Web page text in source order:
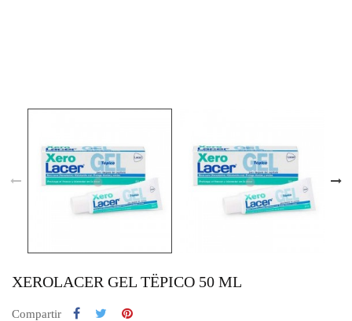
XEROLACER GEL TËPICO 50 ML
Compartir